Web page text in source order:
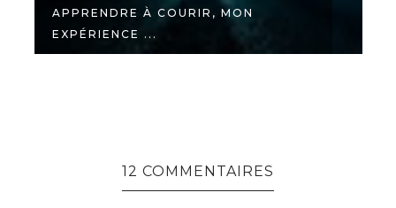
APPRENDRE À COURIR, MON
EXPÉRIENCE ...
12 COMMENTAIRES